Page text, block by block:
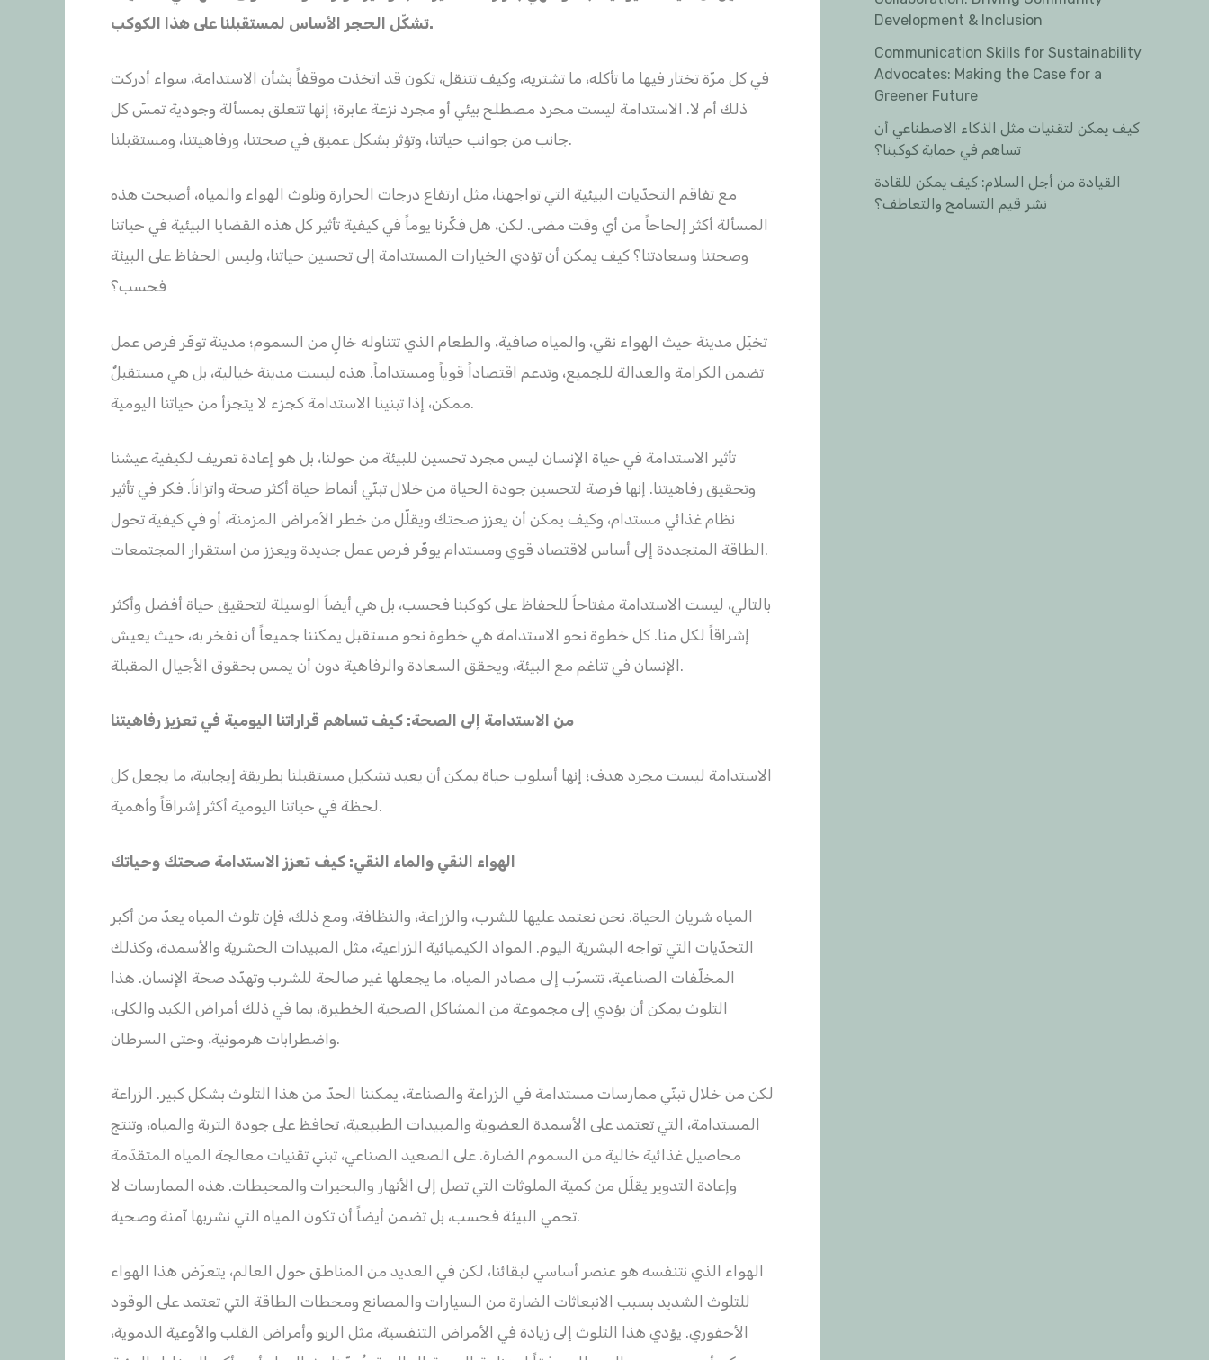
تشكّل الحجر الأساس لمستقبلنا على هذا الكوكب.
في كل مرّة تختار فيها ما تأكله، ما تشتريه، وكيف تتنقل، تكون قد اتخذت موقفاً بشأن الاستدامة، سواء أدركت
ذلك أم لا. الاستدامة ليست مجرد مصطلح بيئي أو مجرد نزعة عابرة؛ إنها تتعلق بمسألة وجودية تمسّ كل
جانب من جوانب حياتنا، وتؤثر بشكل عميق في صحتنا، ورفاهيتنا، ومستقبلنا.
مع تفاقم التحدّيات البيئية التي تواجهنا، مثل ارتفاع درجات الحرارة وتلوث الهواء والمياه، أصبحت هذه
المسألة أكثر إلحاحاً من أي وقت مضى. لكن، هل فكّرنا يوماً في كيفية تأثير كل هذه القضايا البيئية في حياتنا
وصحتنا وسعادتنا؟ كيف يمكن أن تؤدي الخيارات المستدامة إلى تحسين حياتنا، وليس الحفاظ على البيئة
فحسب؟
تخيّل مدينة حيث الهواء نقي، والمياه صافية، والطعام الذي تتناوله خالٍ من السموم؛ مدينة توفّر فرص عمل
تضمن الكرامة والعدالة للجميع، وتدعم اقتصاداً قوياً ومستداماً. هذه ليست مدينة خيالية، بل هي مستقبلٌ
ممكن، إذا تبنينا الاستدامة كجزء لا يتجزأ من حياتنا اليومية.
تأثير الاستدامة في حياة الإنسان ليس مجرد تحسين للبيئة من حولنا، بل هو إعادة تعريف لكيفية عيشنا
وتحقيق رفاهيتنا. إنها فرصة لتحسين جودة الحياة من خلال تبنّي أنماط حياة أكثر صحة واتزاناً. فكر في تأثير
نظام غذائي مستدام، وكيف يمكن أن يعزز صحتك ويقلّل من خطر الأمراض المزمنة، أو في كيفية تحول
الطاقة المتجددة إلى أساس لاقتصاد قوي ومستدام يوفّر فرص عمل جديدة ويعزز من استقرار المجتمعات.
بالتالي، ليست الاستدامة مفتاحاً للحفاظ على كوكبنا فحسب، بل هي أيضاً الوسيلة لتحقيق حياة أفضل وأكثر
إشراقاً لكل منا. كل خطوة نحو الاستدامة هي خطوة نحو مستقبل يمكننا جميعاً أن نفخر به، حيث يعيش
الإنسان في تناغم مع البيئة، ويحقق السعادة والرفاهية دون أن يمس بحقوق الأجيال المقبلة.
الاستدامة ليست مجرد هدف؛ إنها أسلوب حياة يمكن أن يعيد تشكيل مستقبلنا بطريقة إيجابية، ما يجعل كل
لحظة في حياتنا اليومية أكثر إشراقاً وأهمية.
الهواء النقي والماء النقي: كيف تعزز الاستدامة صحتك وحياتك
المياه شريان الحياة. نحن نعتمد عليها للشرب، والزراعة، والنظافة، ومع ذلك، فإن تلوث المياه يعدّ من أكبر
التحدّيات التي تواجه البشرية اليوم. المواد الكيميائية الزراعية، مثل المبيدات الحشرية والأسمدة، وكذلك
المخلّفات الصناعية، تتسرّب إلى مصادر المياه، ما يجعلها غير صالحة للشرب وتهدّد صحة الإنسان. هذا
التلوث يمكن أن يؤدي إلى مجموعة من المشاكل الصحية الخطيرة، بما في ذلك أمراض الكبد والكلى،
واضطرابات هرمونية، وحتى السرطان.
لكن من خلال تبنّي ممارسات مستدامة في الزراعة والصناعة، يمكننا الحدّ من هذا التلوث بشكل كبير. الزراعة
المستدامة، التي تعتمد على الأسمدة العضوية والمبيدات الطبيعية، تحافظ على جودة التربة والمياه، وتنتج
محاصيل غذائية خالية من السموم الضارة. على الصعيد الصناعي، تبني تقنيات معالجة المياه المتقدّمة
وإعادة التدوير يقلّل من كمية الملوثات التي تصل إلى الأنهار والبحيرات والمحيطات. هذه الممارسات لا
تحمي البيئة فحسب، بل تضمن أيضاً أن تكون المياه التي نشربها آمنة وصحية.
الهواء الذي نتنفسه هو عنصر أساسي لبقائنا، لكن في العديد من المناطق حول العالم، يتعرّض هذا الهواء
للتلوث الشديد بسبب الانبعاثات الضارة من السيارات والمصانع ومحطات الطاقة التي تعتمد على الوقود
الأحفوري. يؤدي هذا التلوث إلى زيادة في الأمراض التنفسية، مثل الربو وأمراض القلب والأوعية الدموية،
Development & Inclusion
Communication Skills for Sustainability
Advocates: Making the Case for a
Greener Future
كيف يمكن لتقنيات مثل الذكاء الاصطناعي أن
تساهم في حماية كوكبنا؟
القيادة من أجل السلام: كيف يمكن للقادة
نشر قيم التسامح والتعاطف؟